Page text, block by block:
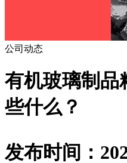
公司动态
有机玻璃制品
些什么？
发布时间：